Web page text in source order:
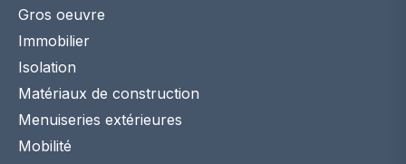
Gros oeuvre
Immobilier
Isolation
Matériaux de construction
Menuiseries extérieures
Mobilité